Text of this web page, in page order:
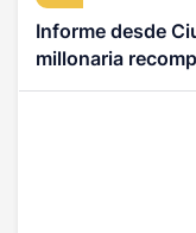
Informe desde
millonaria